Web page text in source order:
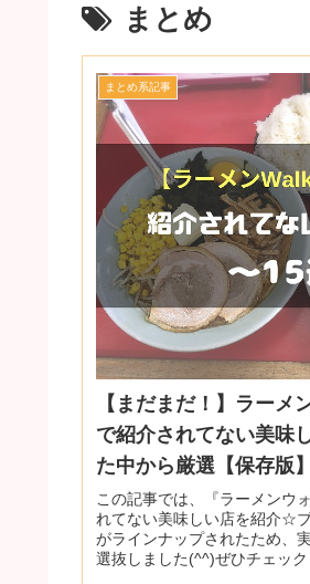
まとめ
まとめ系記事
【まだまだ！】ラーメ
で紹介されてない美味
た中から厳選【保存版】
この記事では、『ラーメンウ
れてない美味しい店を紹介☆
がラインナップされたため、
選抜しました(^^)ぜひチェック